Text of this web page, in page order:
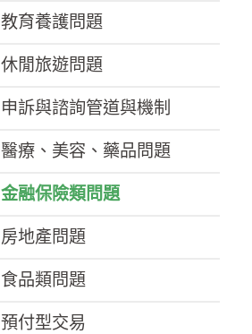
教育養護問題
休閒旅遊問題
申訴與諮詢管道與機制
醫療、美容、藥品問題
金融保險類問題
房地產問題
食品類問題
預付型交易